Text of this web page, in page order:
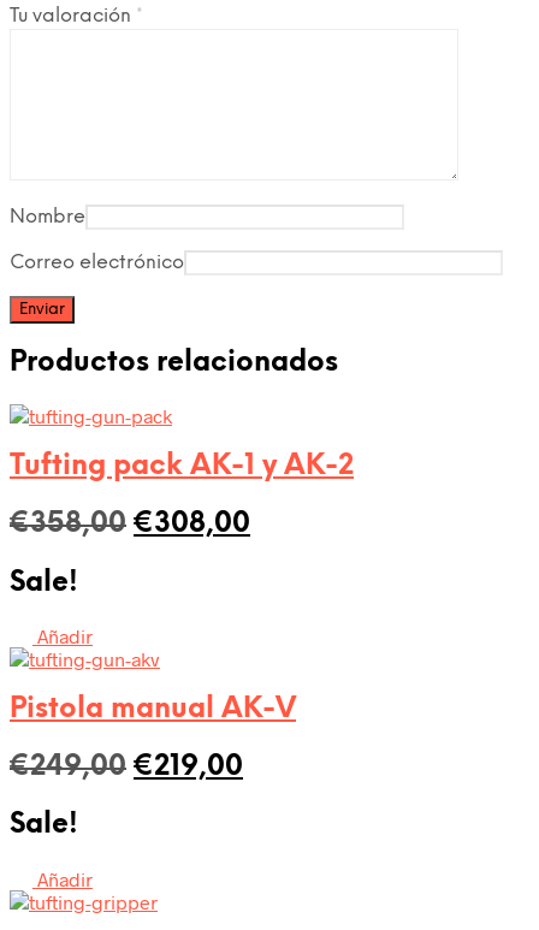
Tu valoración *
Nombre
Correo electrónico
Productos relacionados
Tufting pack AK-1 y AK-2
€358,00 El
€358,00.
€308,00
Sale!
Añadir
Pistola manual AK-V
€249,00 El
€249,00.
€219,00
Sale!
Añadir